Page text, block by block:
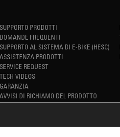
SUPPORTO PRODOTTI
DOMANDE FREQUENTI
SUPPORTO AL SISTEMA DI E-BIKE (HESC)
ASSISTENZA PRODOTTI
SERVICE REQUEST
TECH VIDEOS
GARANZIA
AVVISI DI RICHIAMO DEL PRODOTTO
REFINED